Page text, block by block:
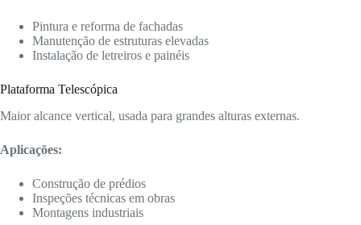
Pintura e reforma de fachadas
Manutenção de estruturas elevadas
Instalação de letreiros e painéis
Plataforma Telescópica
Maior alcance vertical, usada para grandes alturas externas.
Aplicações:
Construção de prédios
Inspeções técnicas em obras
Montagens industriais